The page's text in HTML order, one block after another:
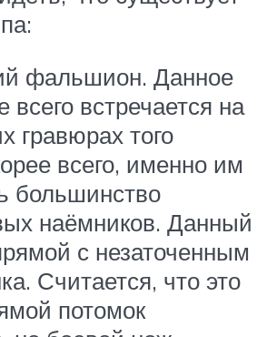
фальшион. Данное
встречается на
гравюрах того
всего, именно им
большинство
наёмников. Данный
с незаточенным
Считается, что это
потомок